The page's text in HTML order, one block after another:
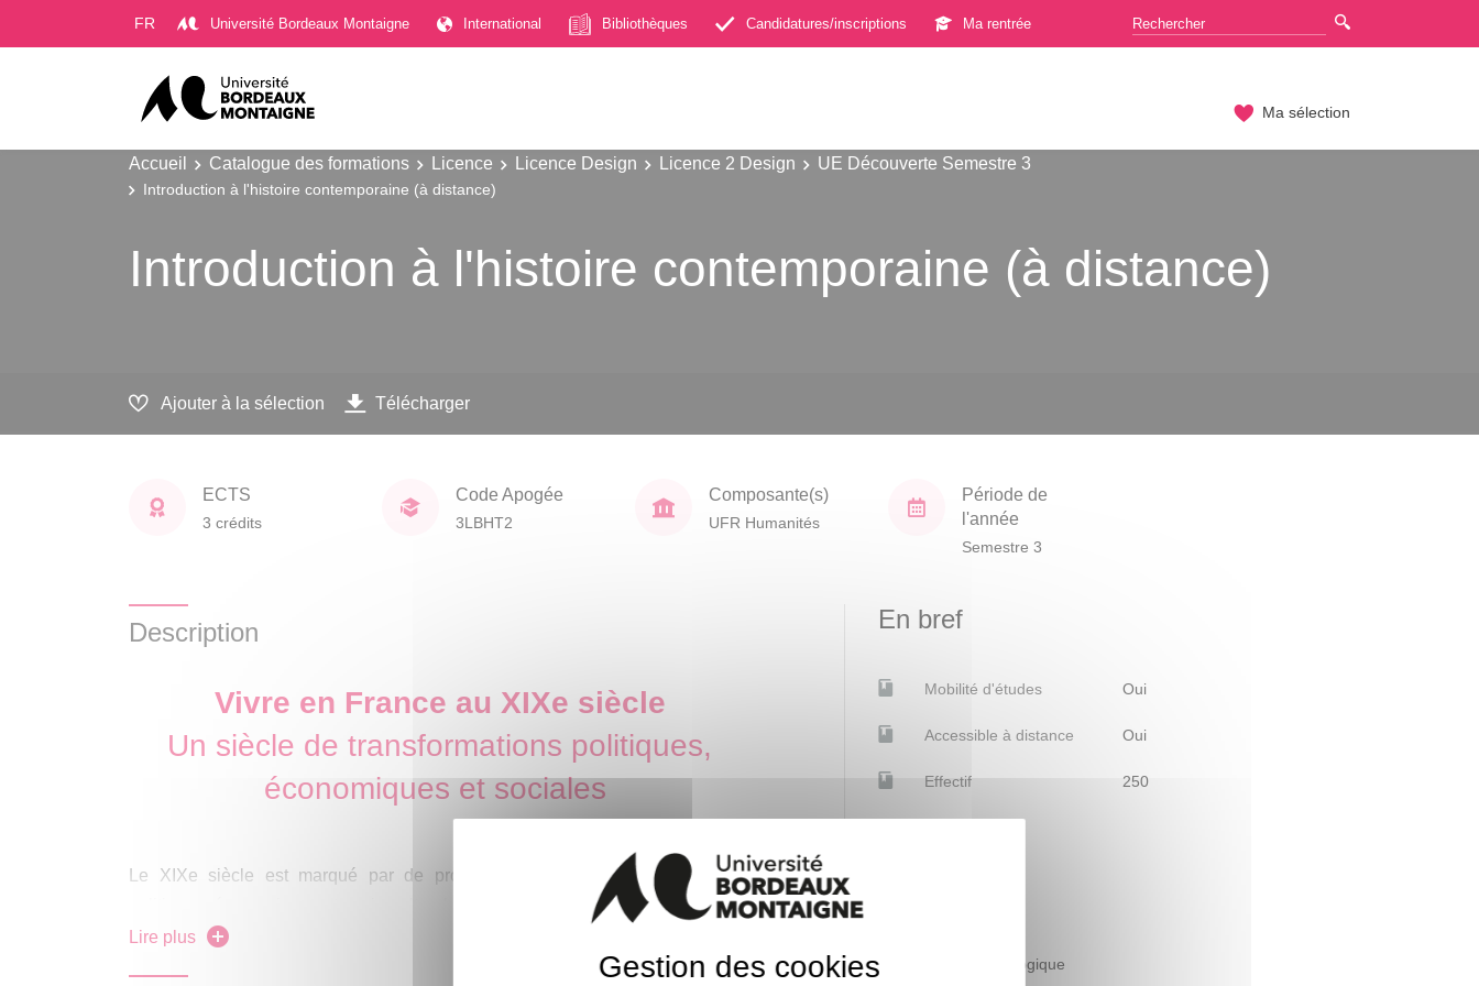
FR Université Bordeaux Montaigne International Bibliothèques Candidatures/inscriptions Ma rentrée
Ma sélection
Accueil Catalogue des formations Licence Licence Design Licence 2 Design UE Découverte Semestre 3
Introduction à l'histoire contemporaine (à distance)
Introduction à l'histoire contemporaine (à distance)
Ajouter à la sélection Télécharger
ECTS
3 crédits
Code Apogée
3LBHT2
Composante(s)
UFR Humanités
Période de
l'année
Semestre 3
Description
Vivre en France au XIXe siècle
Un siècle de transformations politiques,
économiques et sociales
Le XIXe siècle est marqué par de profonds bouleversements – à la fois
politiques, économiques et socio-culturels - dont les prémices ont démarré dans
la seconde moitié du XVIII
Lire plus
En bref
Mobilité d'études Oui
Accessible à distance Oui
Effectif 250
Responsable pédagogique
Gestion des cookies